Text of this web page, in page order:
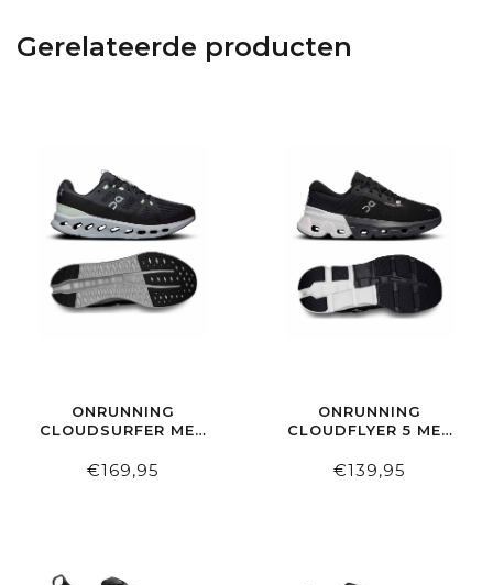
Gerelateerde producten
ONRUNNING
CLOUDSURFER MEN
€169,95
ONRUNNING
CLOUDFLYER 5 MEN
€139,95